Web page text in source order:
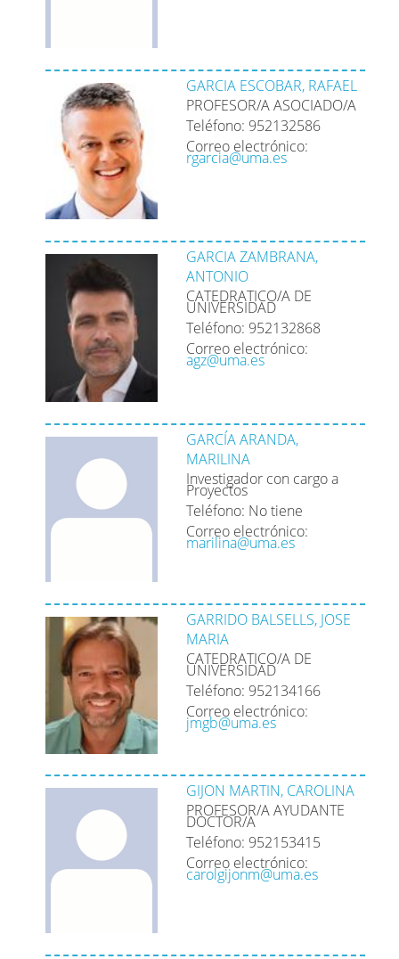
GARCIA ESCOBAR, RAFAEL
PROFESOR/A ASOCIADO/A
Teléfono: 952132586
Correo electrónico:
rgarcia@uma.es
GARCIA ZAMBRANA,
ANTONIO
CATEDRATICO/A DE
UNIVERSIDAD
Teléfono: 952132868
Correo electrónico:
agz@uma.es
GARCÍA ARANDA,
MARILINA
Investigador con cargo a
Proyectos
Teléfono: No tiene
Correo electrónico:
marilina@uma.es
GARRIDO BALSELLS, JOSE
MARIA
CATEDRATICO/A DE
UNIVERSIDAD
Teléfono: 952134166
Correo electrónico:
jmgb@uma.es
GIJON MARTIN, CAROLINA
PROFESOR/A AYUDANTE
DOCTOR/A
Teléfono: 952153415
Correo electrónico:
carolgijonm@uma.es